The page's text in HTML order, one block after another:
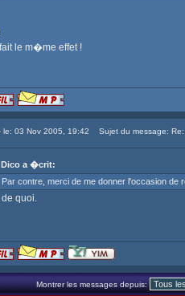
le m�me effet !
03 Nov 2005, 19:42 Sujet du message: Re:
Dico a �crit:
Par contre, merci de me donner l'occasion
quoi.
Montrer les messages depuis: